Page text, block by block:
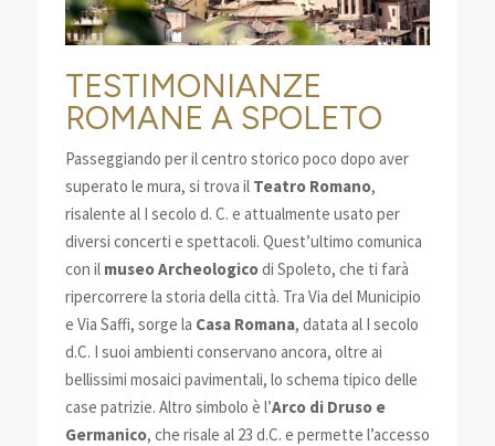
TESTIMONIANZE
ROMANE A SPOLETO
Passeggiando per il centro storico poco dopo aver
superato le mura, si trova il Teatro Romano,
risalente al I secolo d. C. e attualmente usato per
diversi concerti e spettacoli. Quest’ultimo comunica
con il museo Archeologicodi Spoleto, che ti farà
ripercorrere la storia della città. Tra Via del Municipio
e Via Saffi, sorge la Casa Romana, datata al I secolo
d.C. I suoi ambienti conservano ancora, oltre ai
bellissimi mosaici pavimentali, lo schema tipico delle
case patrizie. Altro simbolo è l’Arco di Druso e
Germanico, che risale al 23 d.C. e permette l’accesso